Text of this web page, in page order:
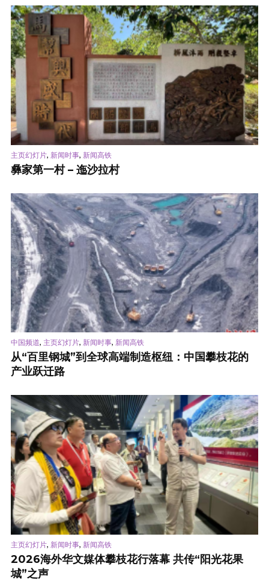
主页幻灯片, 新闻时事, 新闻高铁
彝家第一村 – 迤沙拉村
中国频道, 主页幻灯片, 新闻时事, 新闻高铁
从“百里钢城”到全球高端制造枢纽：中国攀枝花的
产业跃迁路
主页幻灯片, 新闻时事, 新闻高铁
2026海外华文媒体攀枝花行落幕 共传“阳光花果
城”之声